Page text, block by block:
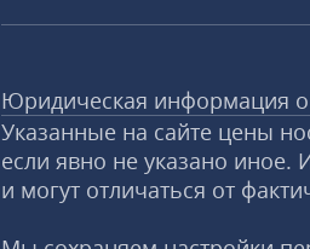
Юридическая информация о
Указанные на сайте цены
если явно не указано иное.
и могут отличаться от